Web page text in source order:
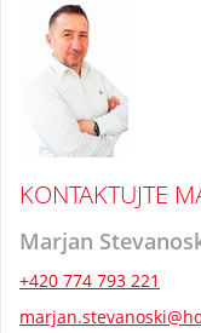
KONTAKTUJTE
Marjan
+420 774 793 221